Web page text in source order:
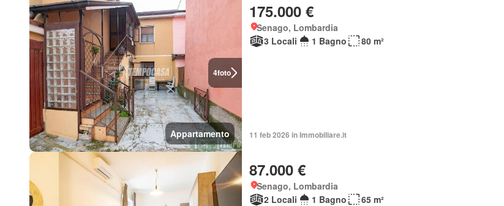
4foto
Appartamento
175.000 €
Senago, Lombardia
3 Locali
1 Bagno 80 m²
11 feb 2026 in Immobiliare.it
87.000 €
Senago, Lombardia
2 Locali
1 Bagno 65 m²